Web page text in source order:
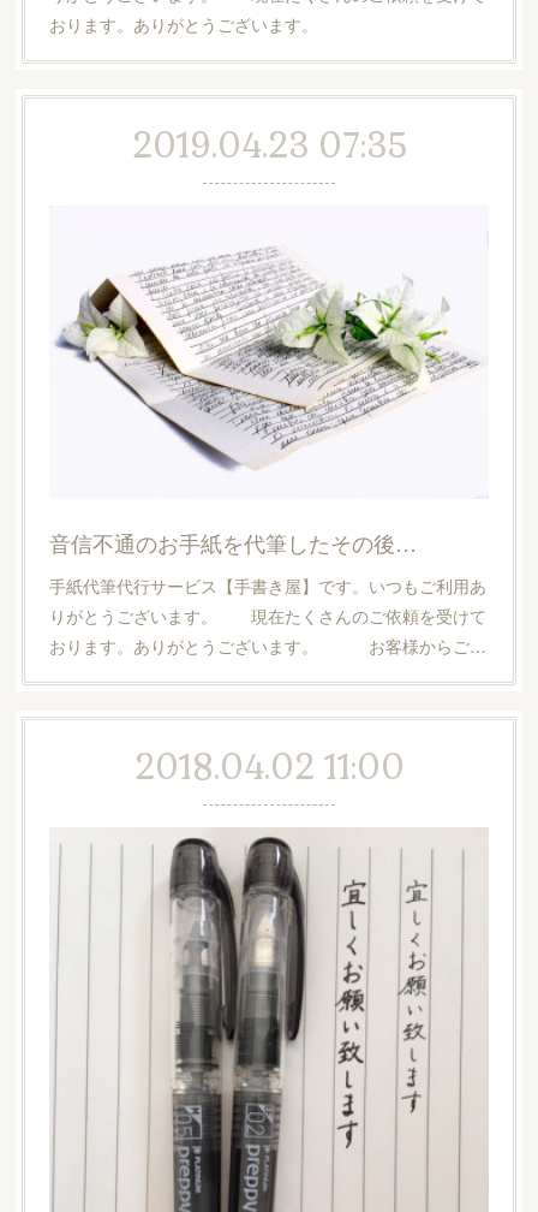
おります。ありがとうございます。
2019.04.23 07:35
音信不通のお手紙を代筆したその後…
手紙代筆代行サービス【手書き屋】です。いつもご利用あ
りがとうございます。 現在たくさんのご依頼を受けて
おります。ありがとうございます。 お客様からご…
2018.04.02 11:00